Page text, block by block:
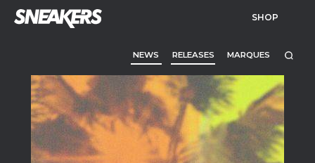
SHOP
NEWS RELEASES MARQUES